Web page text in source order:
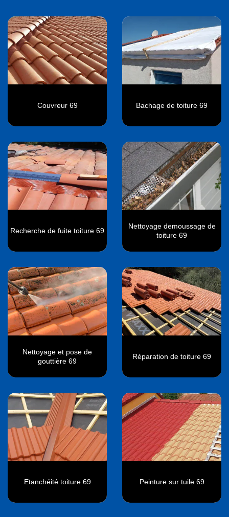
Couvreur 69 Bachage de toiture 69
Recherche de fuite toiture 69
Nettoyage demoussage de
toiture 69
Nettoyage et pose de
gouttière 69
Réparation de toiture 69
Etanchéité toiture 69 Peinture sur tuile 69